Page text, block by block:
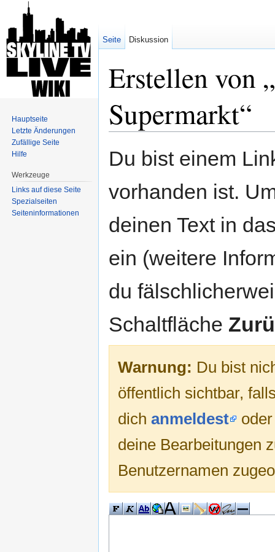
Erstellen von
Supermarkt“
Du bist einem
vorhanden ist.
deinen Text in
ein (weitere
du
Schaltfläche
Warnung: Du bist
öffentlich sichtbar,
dich anmeldest
deine Bearbeitungen
Benutzernamen
Seite Diskussion
Hauptseite
Letzte Änderungen
Zufällige Seite
Hilfe
Werkzeuge
Links auf diese Seite
Spezialseiten
Seiten­informationen